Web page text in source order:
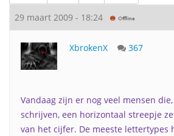
29 maart 2009 - 18:24
XbrokenX 367
Vandaag zijn er nog veel mensen
schrijven, een horizontaal streepje
van het cijfer. De meeste lettertypes